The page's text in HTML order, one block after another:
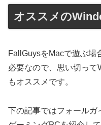
オススメの
FallGuysをMacで遊ぶ場
必要なので、思い切って
もオススメです。
下の記事ではフォールガ